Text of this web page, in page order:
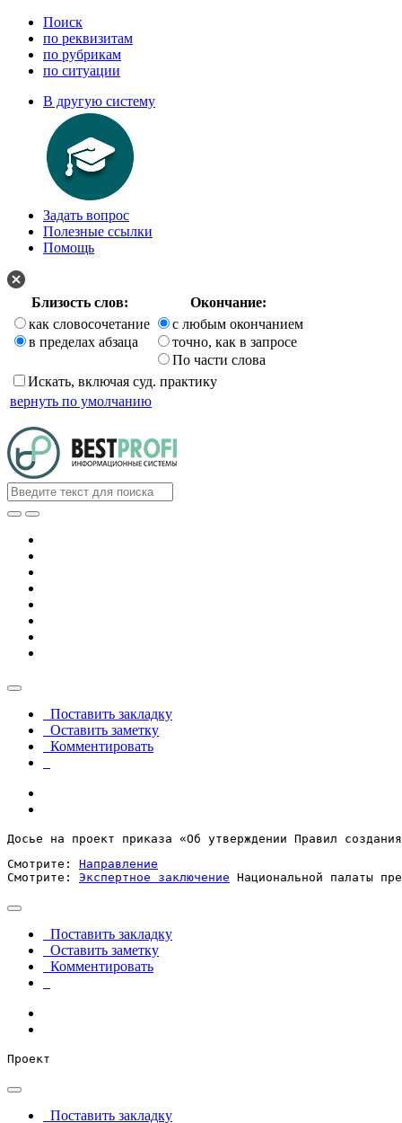
Поиск
по реквизитам
по рубрикам
по ситуации
В другую систему
Задать вопрос
Полезные ссылки
Помощь
Близость слов:
Окончание:
как словосочетание
в пределах абзаца
с любым окончанием
точно, как в запросе
По части слова
Искать, включая суд. практику
вернуть по умолчанию
Поставить закладку
Оставить заметку
Комментировать
Досье на проект приказа «Об утверждении Правил
Смотрите: Направление
Смотрите: Экспертное заключение Национальной палаты
Поставить закладку
Оставить заметку
Комментировать
Проект
Поставить закладку